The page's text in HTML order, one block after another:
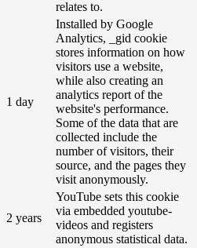
relates to.
1 day
Installed by Google
Analytics, _gid cookie
stores information on how
visitors use a website,
while also creating an
analytics report of the
website's performance.
Some of the data that are
collected include the
number of visitors, their
source, and the pages they
visit anonymously.
2 years
YouTube sets this cookie
via embedded youtube-
videos and registers
anonymous statistical data.